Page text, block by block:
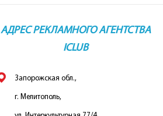
АДРЕС РЕКЛАМНОГО АГЕНТСТВА
ICLUB
Запорожская обл.,
г. Мелитополь,